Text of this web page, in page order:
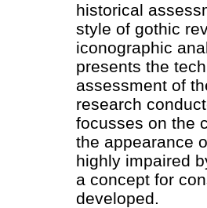
historical
style of gothic
iconographic
presents the
assessment of
research
focusses on the
the appearance
highly impaired
a concept for
developed.